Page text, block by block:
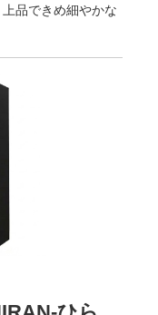
品できめ細やかな